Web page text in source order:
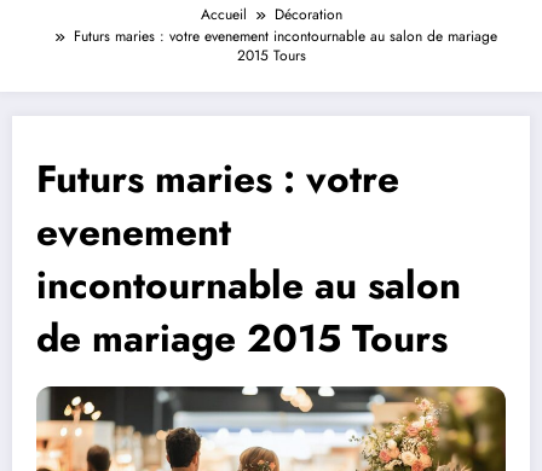
Accueil
Décoration
Futurs maries : votre evenement incontournable au salon de mariage
2015 Tours
Futurs maries : votre
evenement
incontournable au salon
de mariage 2015 Tours